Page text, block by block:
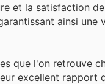
et la satisfaction
ainsi
que l'on retrouve
excellent